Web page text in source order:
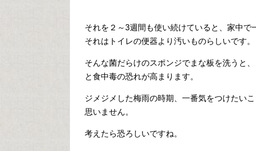
それを２～3週間も使い続けていると、家中で
それはトイレの便器より汚いものらしいです。
そんな菌だらけのスポンジでまな板を洗うと
と食中毒の恐れが高まります。
ジメジメした梅雨の時期、一番気をつけたい
思いません。
考えたら恐ろしいですね。